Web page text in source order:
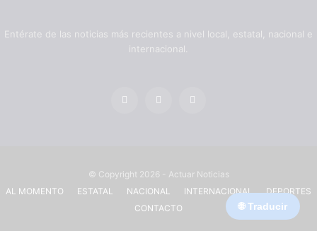
Entérate de las noticias más recientes a nivel local, estatal, nacional e
internacional.
© Copyright 2026 - Actuar Noticias
AL MOMENTO
ESTATAL NACIONAL INTERNACIONAL
DEPORTES
CONTACTO
🌐 Traducir